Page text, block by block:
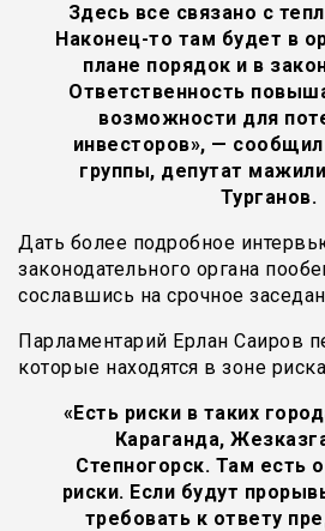
Здесь все связано с
Наконец-то там будет в
плане порядок и в
Ответственность
возможности для
инвесторов», —
группы, депутат
Турганов.
Дать более подробное
законодательного органа
сославшись на срочное
Парламентарий Ерлан Саиров
которые находятся в зоне
«Есть риски в таких
Караганда,
Степногорск. Там есть
риски. Если будут
требовать к ответу